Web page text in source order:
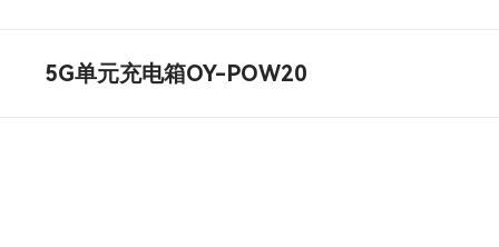
5G单元充电箱OY-POW20